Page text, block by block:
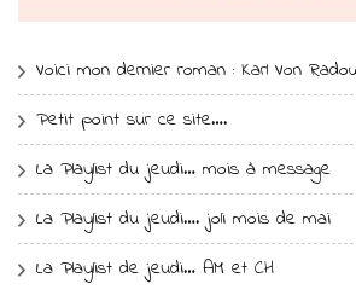
Voici mon dernier roman : Karl Von
Petit point sur ce site….
La Playlist du jeudi… mois à message
La Playlist du jeudi…. joli mois de mai
La Playlist de jeudi… AM et CH